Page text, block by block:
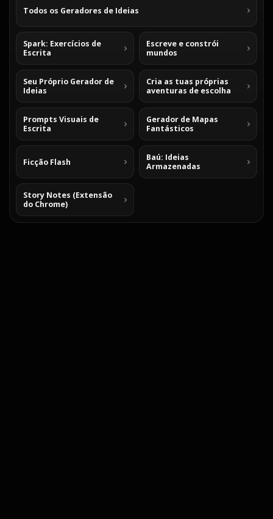
Todos os Geradores de Ideias
Spark: Exercícios de
Escrita
Escreve e constrói
mundos
Seu Próprio Gerador de
Ideias
Cria as tuas próprias
aventuras de escolha
Prompts Visuais de
Escrita
Gerador de Mapas
Fantásticos
Ficção Flash
Baú: Ideias
Armazenadas
Story Notes (Extensão
do Chrome)